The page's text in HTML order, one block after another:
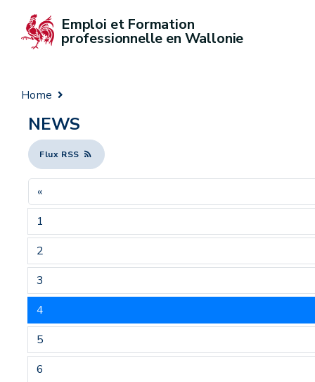
Emploi et Formation
professionnelle en Wallonie
Home
NEWS
Flux RSS
«
1
2
3
4
5
6